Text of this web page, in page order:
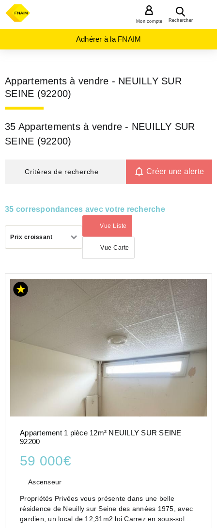
Rechercher
Mon compte
Adhérer à la FNAIM
Appartements à vendre - NEUILLY SUR
SEINE (92200)
35 Appartements à vendre - NEUILLY SUR
SEINE (92200)
Critères de recherche Créer une alerte
35 correspondances avec votre recherche
Prix croissant
Vue Liste
(activé)
Vue Carte
ACHAT
APPARTEMENT
ILE-
Appartement 1 pièce 12m² NEUILLY SUR SEINE
92200
59 000€
Ascenseur
Propriétés Privées vous présente dans une belle
résidence de Neuilly sur Seine des années 1975, avec
gardien, un local de 12,31m2 loi Carrez en sous-sol